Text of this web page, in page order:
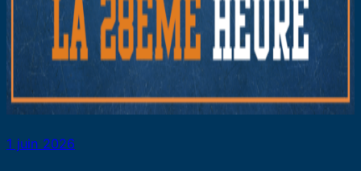
1 juin 2026